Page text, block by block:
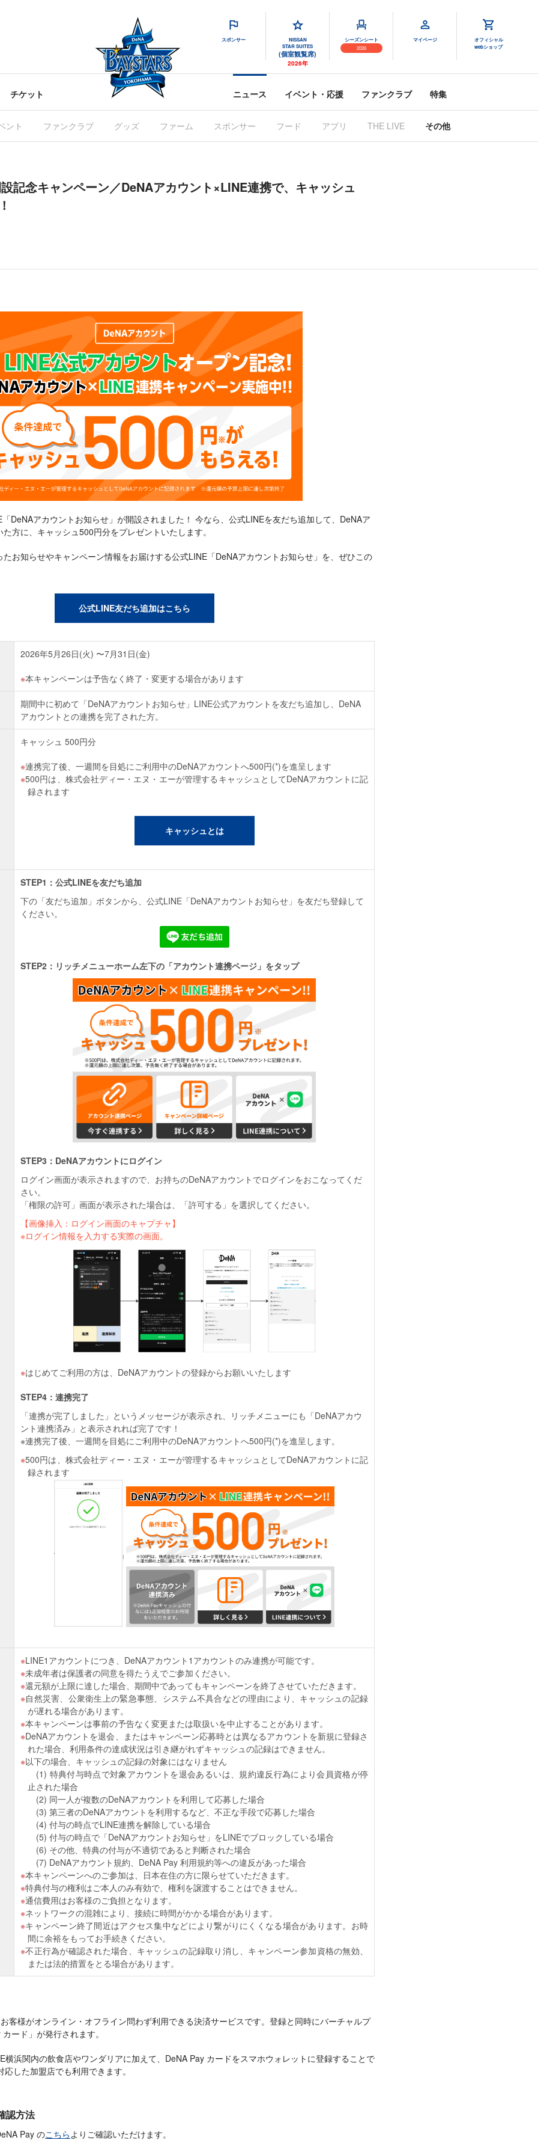
スポンサー
NISSAN
STAR SUITES
(個室観覧席)
2026年
シーズンシート
2026
マイページ
オフィシャル
webショップ
チケット ニュース イベント・応援 ファンクラブ 特集
ント ファンクラブ グッズ ファーム スポンサー フード アプリ THE LIVE その他
記念キャンペーン／DeNAアカウント×LINE連携で、キャッシュ
DeNAアカウントお知らせ」が開設されました！ 今なら、公式LINEを友だち追加して、DeNAア
方に、キャッシュ500円分をプレゼントいたします。
お知らせやキャンペーン情報をお届けする公式LINE「DeNAアカウントお知らせ」を、ぜひこの
公式LINE友だち追加はこちら
2026年5月26日(火) 〜7月31日(金)
本キャンペーンは予告なく終了・変更する場合があります
期間中に初めて「DeNAアカウントお知らせ」LINE公式アカウントを友だち追加し、DeNA
アカウントとの連携を完了された方。
キャッシュ 500円分
連携完了後、一週間を目処にご利用中のDeNAアカウントへ500円(*)を進呈します
500円は、株式会社ディー・エヌ・エーが管理するキャッシュとしてDeNAアカウントに記
録されます
キャッシュとは
STEP1：公式LINEを友だち追加
下の「友だち追加」ボタンから、公式LINE「DeNAアカウントお知らせ」を友だち登録して
ください。
STEP2：リッチメニューホーム左下の「アカウント連携ページ」をタップ
STEP3：DeNAアカウントにログイン
ログイン画面が表示されますので、お持ちのDeNAアカウントでログインをおこなってくだ
さい。
「権限の許可」画面が表示された場合は、「許可する」を選択してください。
【画像挿入：ログイン画面のキャプチャ】
※ログイン情報を入力する実際の画面。
はじめてご利用の方は、DeNAアカウントの登録からお願いいたします
STEP4：連携完了
「連携が完了しました」というメッセージが表示され、リッチメニューにも「DeNAアカウ
ント連携済み」と表示されれば完了です！
※連携完了後、一週間を目処にご利用中のDeNAアカウントへ500円(*)を進呈します。
500円は、株式会社ディー・エヌ・エーが管理するキャッシュとしてDeNAアカウントに記
録されます
LINE1アカウントにつき、DeNAアカウント1アカウントのみ連携が可能です。
未成年者は保護者の同意を得たうえでご参加ください。
還元額が上限に達した場合、期間中であってもキャンペーンを終了させていただきます。
自然災害、公衆衛生上の緊急事態、システム不具合などの理由により、キャッシュの記録
が遅れる場合があります。
本キャンペーンは事前の予告なく変更または取扱いを中止することがあります。
DeNAアカウントを退会、またはキャンペーン応募時とは異なるアカウントを新規に登録さ
れた場合、利用条件の達成状況は引き継がれずキャッシュの記録はできません。
以下の場合、キャッシュの記録の対象にはなりません
(1) 特典付与時点で対象アカウントを退会あるいは、規約違反行為により会員資格が停
止された場合
(2) 同一人が複数のDeNAアカウントを利用して応募した場合
(3) 第三者のDeNAアカウントを利用するなど、不正な手段で応募した場合
(4) 付与の時点でLINE連携を解除している場合
(5) 付与の時点で「DeNAアカウントお知らせ」をLINEでブロックしている場合
(6) その他、特典の付与が不適切であると判断された場合
(7) DeNAアカウント規約、DeNA Pay 利用規約等への違反があった場合
本キャンペーンへのご参加は、日本在住の方に限らせていただきます。
特典付与の権利はご本人のみ有効で、権利を譲渡することはできません。
通信費用はお客様のご負担となります。
ネットワークの混雑により、接続に時間がかかる場合があります。
キャンペーン終了間近はアクセス集中などにより繋がりにくくなる場合があります。お時
間に余裕をもってお手続きください。
不正行為が確認された場合、キャッシュの記録取り消し、キャンペーン参加資格の無効、
または法的措置をとる場合があります。
客様がオンライン・オフライン問わず利用できる決済サービスです。登録と同時にバーチャルプ
ード」が発行されます。
横浜関内の飲食店やワンダリアに加えて、DeNA Pay カードをスマホウォレットに登録することで
した加盟店でも利用できます。
認方法
Pay のこちらよりご確認いただけます。